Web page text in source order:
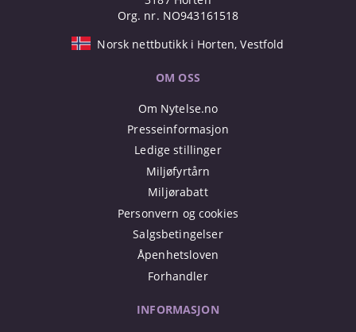
Org. nr. NO943161518
Norsk nettbutikk i Horten, Vestfold
OM OSS
Om Nytelse.no
Presseinformasjon
Ledige stillinger
Miljøfyrtårn
Miljørabatt
Personvern og cookies
Salgsbetingelser
Åpenhetsloven
Forhandler
INFORMASJON